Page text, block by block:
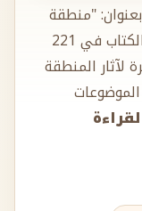
بعنوان: "منطقة
الحدود الشمالية أصالة وحضارة".وجاء الكتاب في 221
لآثار المنطقة